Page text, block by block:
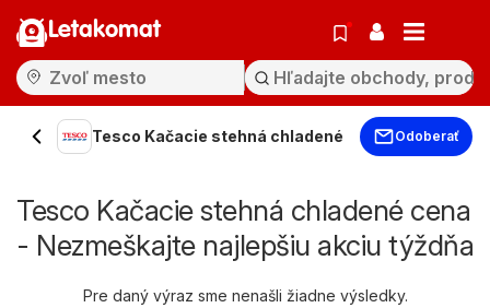
Letakomat
Tesco Kačacie stehná chladené Odoberať
Tesco Kačacie stehná chladené cena
- Nezmeškajte najlepšiu akciu týždňa
Pre daný výraz sme nenašli žiadne výsledky.